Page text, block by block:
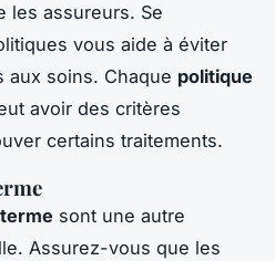
les assureurs. Se
vous aide à éviter
aux soins. Chaque politique
avoir des critères
certains traitements.
sont une autre
Assurez-vous que les